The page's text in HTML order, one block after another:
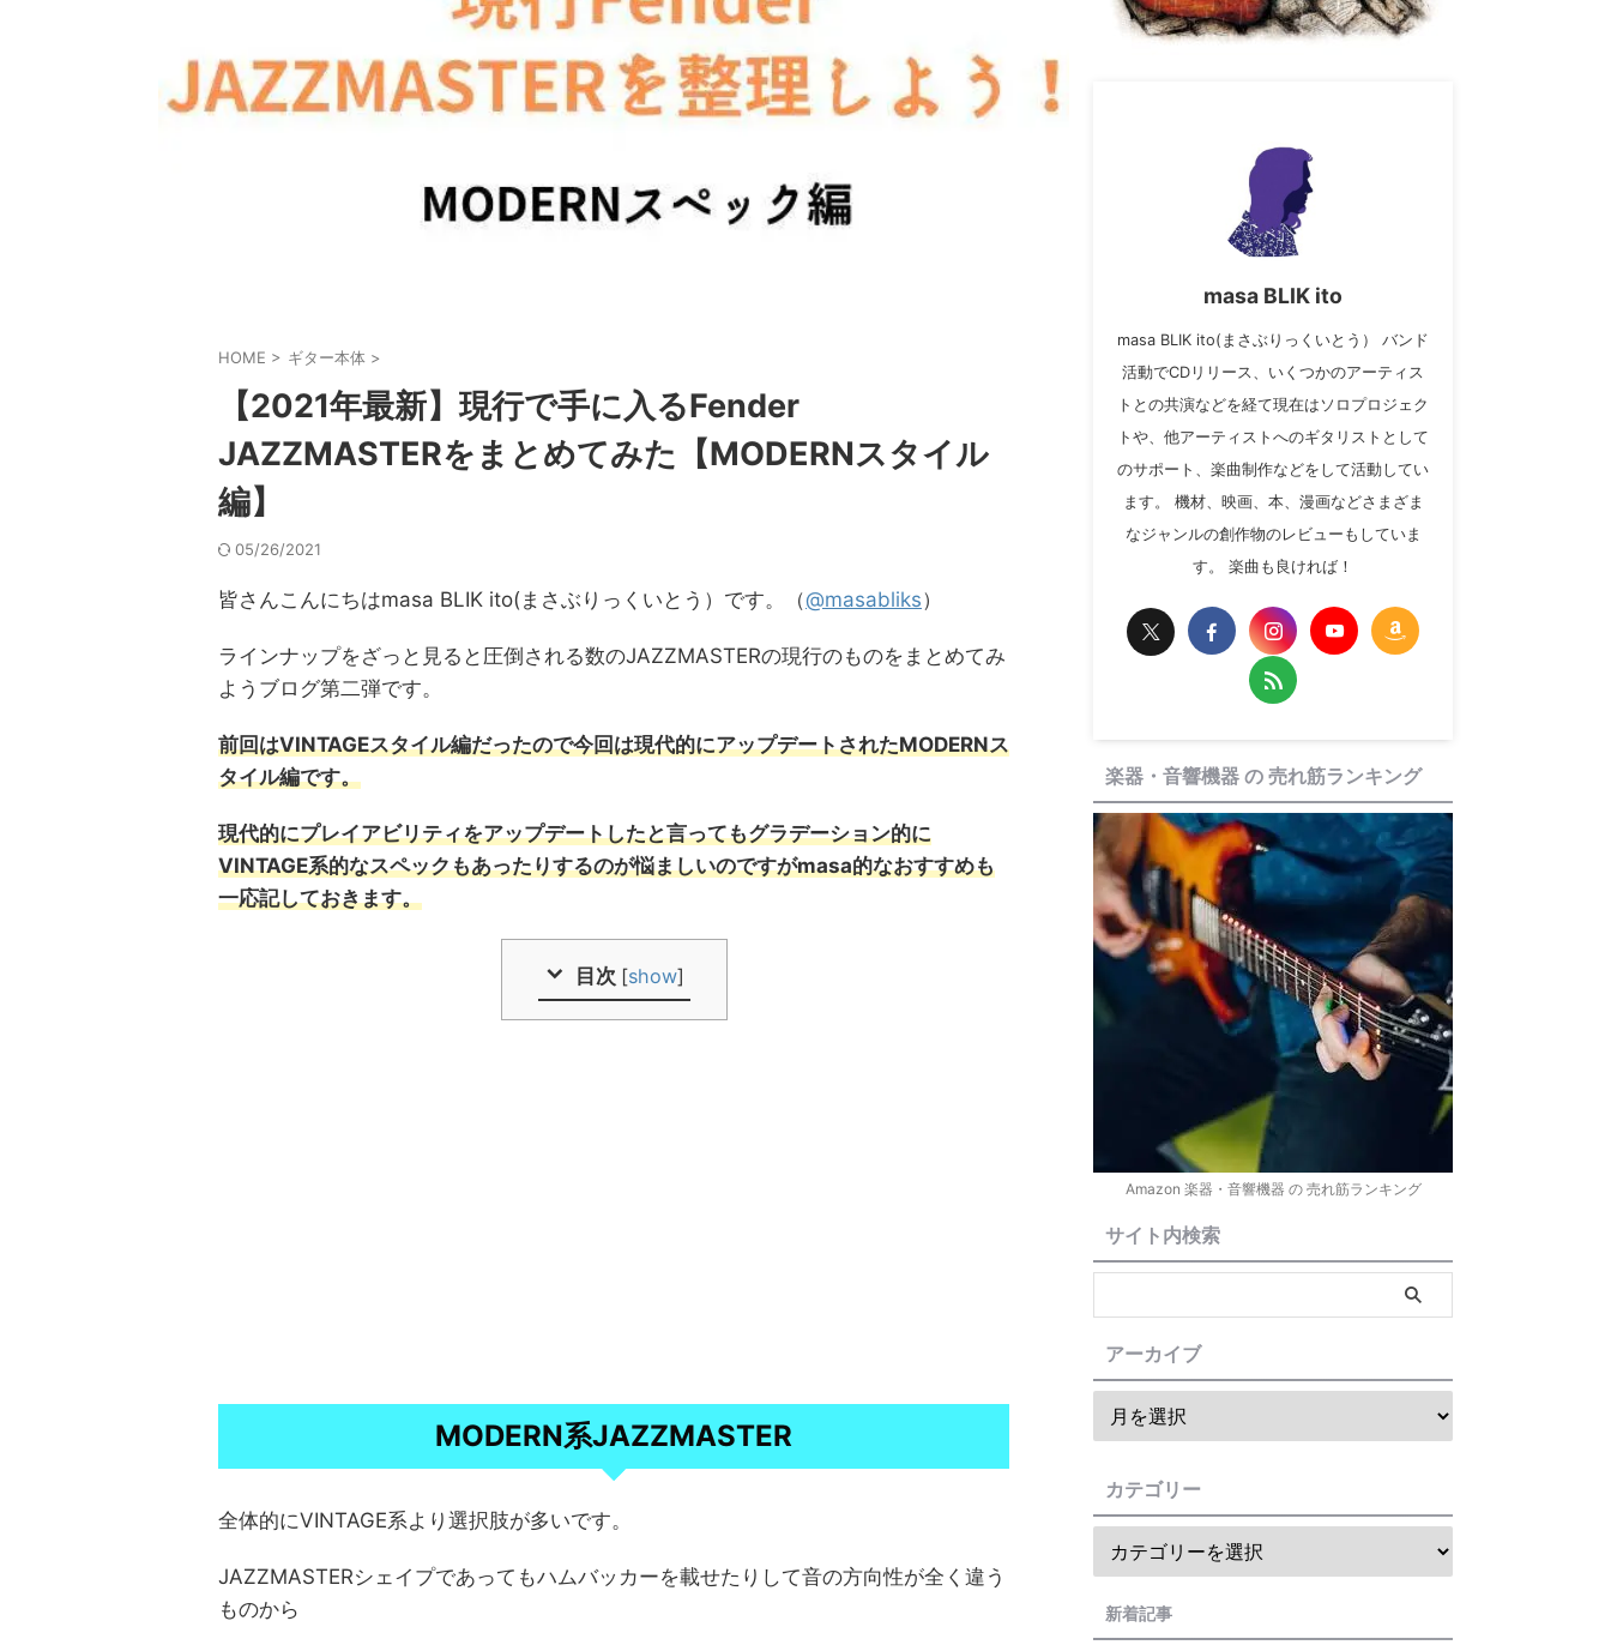
HOME > ギター本体 >
【2021年最新】現行で手に入るFender
JAZZMASTERをまとめてみた【MODERNスタイル
編】
05/26/2021
皆さんこんにちはmasa BLIK ito(まさぶりっくいとう）です。（@masabliks）
ラインナップをざっと見ると圧倒される数のJAZZMASTERの現行のものをまとめてみ
ようブログ第二弾です。
前回はVINTAGEスタイル編だったので今回は現代的にアップデートされたMODERNス
タイル編です。
現代的にプレイアビリティをアップデートしたと言ってもグラデーション的に
VINTAGE系的なスペックもあったりするのが悩ましいのですがmasa的なおすすめも
一応記しておきます。
目次 [show]
MODERN系JAZZMASTER
全体的にVINTAGE系より選択肢が多いです。
JAZZMASTERシェイプであってもハムバッカーを載せたりして音の方向性が全く違う
ものから
masa BLIK ito
masa BLIK ito(まさぶりっくいとう） バンド
活動でCDリリース、いくつかのアーティス
トとの共演などを経て現在はソロプロジェク
トや、他アーティストへのギタリストとして
のサポート、楽曲制作などをして活動してい
ます。 機材、映画、本、漫画などさまざま
なジャンルの創作物のレビューもしていま
す。 楽曲も良ければ！
楽器・音響機器 の 売れ筋ランキング
Amazon 楽器・音響機器 の 売れ筋ランキング
サイト内検索
アーカイブ
カテゴリー
新着記事